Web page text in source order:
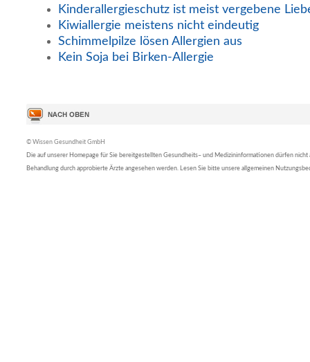
Kinderallergieschutz ist meist vergebene
Kiwiallergie meistens nicht eindeutig
Schimmelpilze lösen Allergien aus
Kein Soja bei Birken-Allergie
© Wissen Gesundheit GmbH
Die auf unserer Homepage für Sie bereitgestellten Gesundheits– und Medizininformationen dürfen nicht
Behandlung durch approbierte Ärzte angesehen werden. Lesen Sie bitte unsere allgemeinen